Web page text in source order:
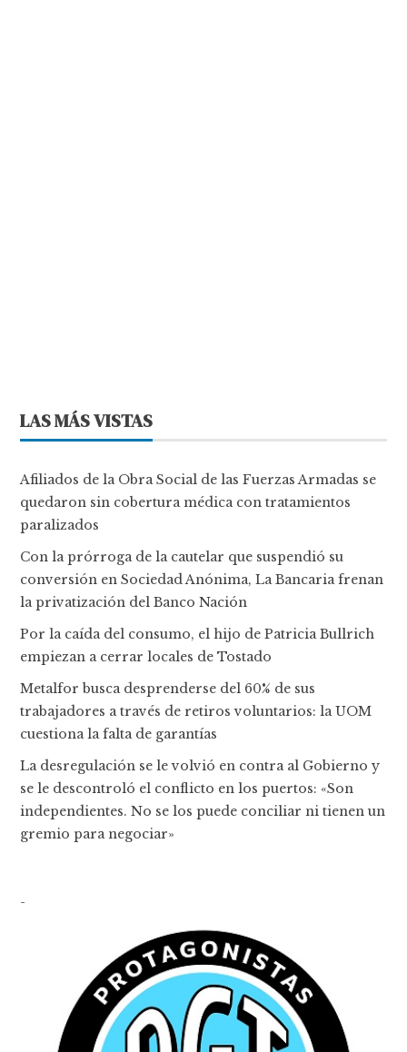
LAS MÁS VISTAS
Afiliados de la Obra Social de las Fuerzas Armadas se
quedaron sin cobertura médica con tratamientos
paralizados
Con la prórroga de la cautelar que suspendió su
conversión en Sociedad Anónima, La Bancaria frenan
la privatización del Banco Nación
Por la caída del consumo, el hijo de Patricia Bullrich
empiezan a cerrar locales de Tostado
Metalfor busca desprenderse del 60% de sus
trabajadores a través de retiros voluntarios: la UOM
cuestiona la falta de garantías
La desregulación se le volvió en contra al Gobierno y
se le descontroló el conflicto en los puertos: «Son
independientes. No se los puede conciliar ni tienen un
gremio para negociar»
-